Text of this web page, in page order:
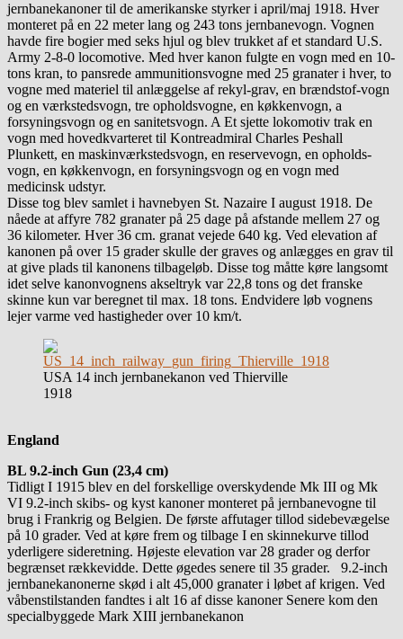
jernbanekanoner til de amerikanske styrker i april/maj 1918. Hver
monteret på en 22 meter lang og 243 tons jernbanevogn. Vognen
havde fire bogier med seks hjul og blev trukket af et standard U.S.
Army 2-8-0 locomotive. Med hver kanon fulgte en vogn med en 10-
tons kran, to pansrede ammunitionsvogne med 25 granater i hver, to
vogne med materiel til anlæggelse af rekyl-grav, en brændstof-vogn
og en værkstedsvogn, tre opholdsvogne, en køkkenvogn, a
forsyningsvogn og en sanitetsvogn. A Et sjette lokomotiv trak en
vogn med hovedkvarteret til Kontreadmiral Charles Peshall
Plunkett, en maskinværkstedsvogn, en reservevogn, en opholds-
vogn, en køkkenvogn, en forsyningsvogn og en vogn med
medicinsk udstyr.
Disse tog blev samlet i havnebyen St. Nazaire I august 1918. De
nåede at affyre 782 granater på 25 dage på afstande mellem 27 og
36 kilometer. Hver 36 cm. granat vejede 640 kg. Ved elevation af
kanonen på over 15 grader skulle der graves og anlægges en grav til
at give plads til kanonens tilbageløb. Disse tog måtte køre langsomt
idet selve kanonvognens akseltryk var 22,8 tons og det franske
skinne kun var beregnet til max. 18 tons. Endvidere løb vognens
lejer varme ved hastigheder over 10 km/t.
USA 14 inch jernbanekanon ved Thierville
1918
England
BL 9.2-inch Gun (23,4 cm)
Tidligt I 1915 blev en del forskellige overskydende Mk III og Mk
VI 9.2-inch skibs- og kyst kanoner monteret på jernbanevogne til
brug i Frankrig og Belgien. De første affutager tillod sidebevægelse
på 10 grader. Ved at køre frem og tilbage I en skinnekurve tillod
yderligere sideretning. Højeste elevation var 28 grader og derfor
begrænset rækkevidde. Dette øgedes senere til 35 grader. 9.2-inch
jernbanekanonerne skød i alt 45,000 granater i løbet af krigen. Ved
våbenstilstanden fandtes i alt 16 af disse kanoner Senere kom den
specialbyggede Mark XIII jernbanekanon